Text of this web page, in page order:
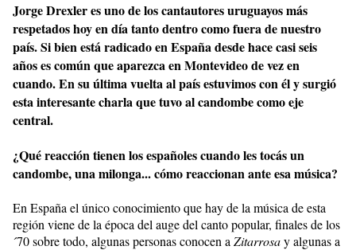
Jorge Drexler es uno de los cantautores uruguayos más
respetados hoy en día tanto dentro como fuera de nuestro
país. Si bien está radicado en España desde hace casi seis
años es común que aparezca en Montevideo de vez en
cuando. En su última vuelta al país estuvimos con él y surgió
esta interesante charla que tuvo al candombe como eje
central.
¿Qué reacción tienen los españoles cuando les tocás un
candombe, una milonga... cómo reaccionan ante esa música?
En España el único conocimiento que hay de la música de esta
región viene de la época del auge del canto popular, finales de los
´70 sobre todo, algunas personas conocen aZitarrosay algunas a